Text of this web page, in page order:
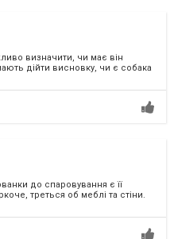
визначити, чи має він
дійти висновку, чи є собака
до спаровування є її
треться об меблі та стіни.